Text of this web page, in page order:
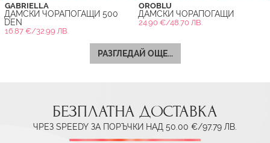
GABRIELLA
ДАМСКИ ЧОРАПОГАЩИ 500
DEN
16.87 €/32.99 ЛВ.
OROBLU
ДАМСКИ ЧОРАПОГАЩИ
24.90 €/48.70 ЛВ.
РАЗГЛЕДАЙ ОЩЕ...
БЕЗПЛАТНА ДОСТАВКА
ЧРЕЗ SPEEDY ЗА ПОРЪЧКИ НАД 50.00 €/97.79 ЛВ.